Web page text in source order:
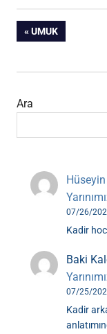
Yazı
ÖNCEKI
UMUK
Ara
07/26/
Kadir
Baki
07/25/
Kadir